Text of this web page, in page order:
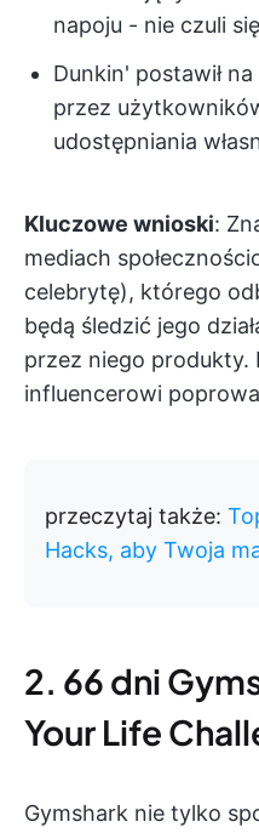
napoju - nie czuli
Dunkin' postawił
przez
udostępniania
Kluczowe wnioski:
mediach
celebrytę), którego
będą śledzić jego
przez niego produkty.
influencerowi
przeczytaj także:
Hacks, aby Twoja
2. 66 dni
Your Life
Gymshark nie tylko